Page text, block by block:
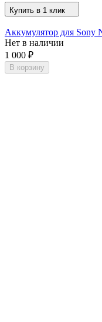
Купить в 1 клик
Аккумулятор для Sony
Нет в наличии
1 000 ₽
В корзину